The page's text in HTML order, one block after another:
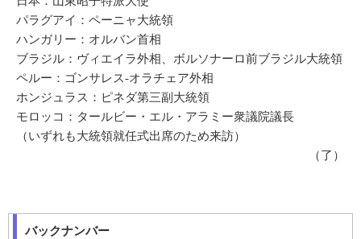
パラグアイ：ペーニャ大統領
ハンガリー：オルバン首相
ブラジル：ヴィエイラ外相、ボルソナーロ前ブラジル大統領
ペルー：ゴンサレス-オラチェア外相
ホンジュラス：ピネダ第三副大統領
モロッコ：タールビー・エル・アラミー衆議院議長
（いずれも大統領就任式出席のため来訪）
（了）
バックナンバー